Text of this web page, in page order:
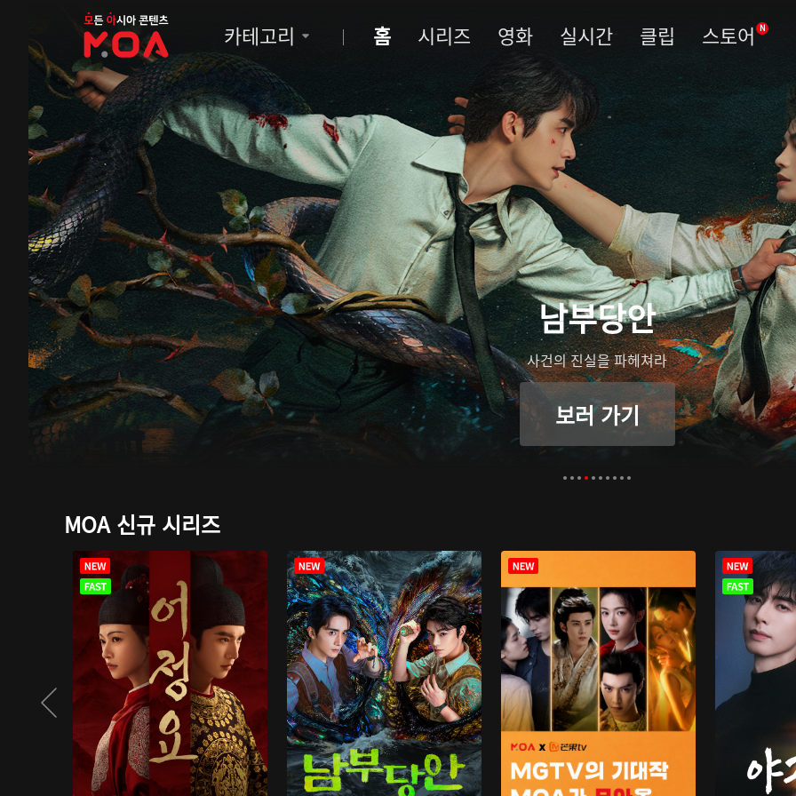
MOA
카테고리 홈 시리즈 영화 실시간 클립 스토어 N
남부당안
사건의 진실을 파헤쳐라
보러 가기
MOA 신규 시리즈